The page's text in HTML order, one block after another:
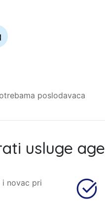
poslodavaca
usluge
i novac pri